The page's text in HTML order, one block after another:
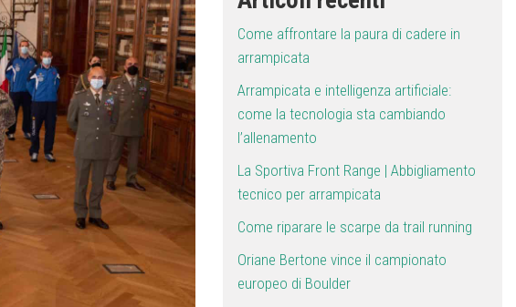
Come affrontare la paura di cadere in
arrampicata
Arrampicata e intelligenza artificiale:
come la tecnologia sta cambiando
l’allenamento
La Sportiva Front Range | Abbigliamento
tecnico per arrampicata
Come riparare le scarpe da trail running
Oriane Bertone vince il campionato
europeo di Boulder